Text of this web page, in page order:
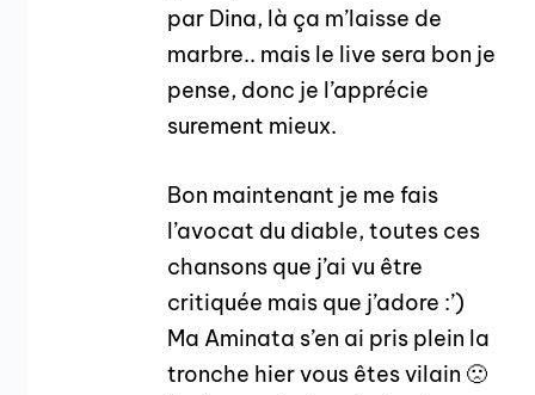
par Dina, là ça m’laisse de
marbre.. mais le live sera bon je
pense, donc je l’apprécie
surement mieux.
Bon maintenant je me fais
l’avocat du diable, toutes ces
chansons que j’ai vu être
critiquée mais que j’adore :’)
Ma Aminata s’en ai pris plein la
tronche hier vous êtes vilain 🙁